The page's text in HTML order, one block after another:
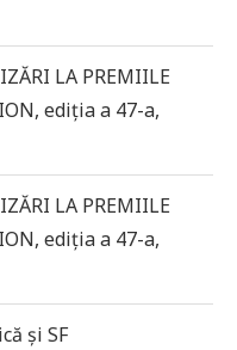
LA PREMIILE
ediția a 47-a,
LA PREMIILE
ediția a 47-a,
și SF